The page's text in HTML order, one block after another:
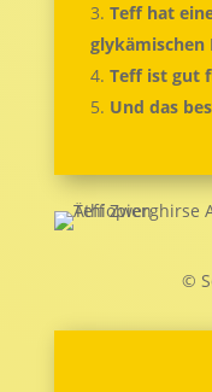
Teff hat
glykämischen
Teff ist gut
Und das
©